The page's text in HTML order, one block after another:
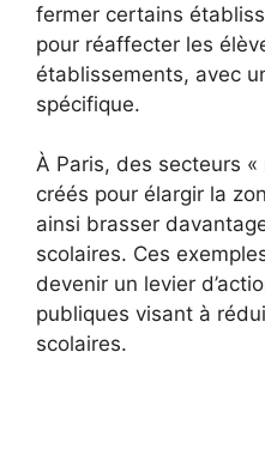
fermer certains
pour réaffecter les
établissements, avec
spécifique.
À Paris, des secteurs
créés pour élargir la
ainsi brasser
scolaires. Ces
devenir un levier
publiques visant à
scolaires.